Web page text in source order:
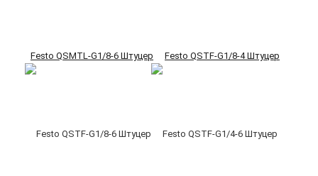
Festo QSMTL-G1/8-6 Штуцер Festo QSTF-G1/8-4 Штуцер